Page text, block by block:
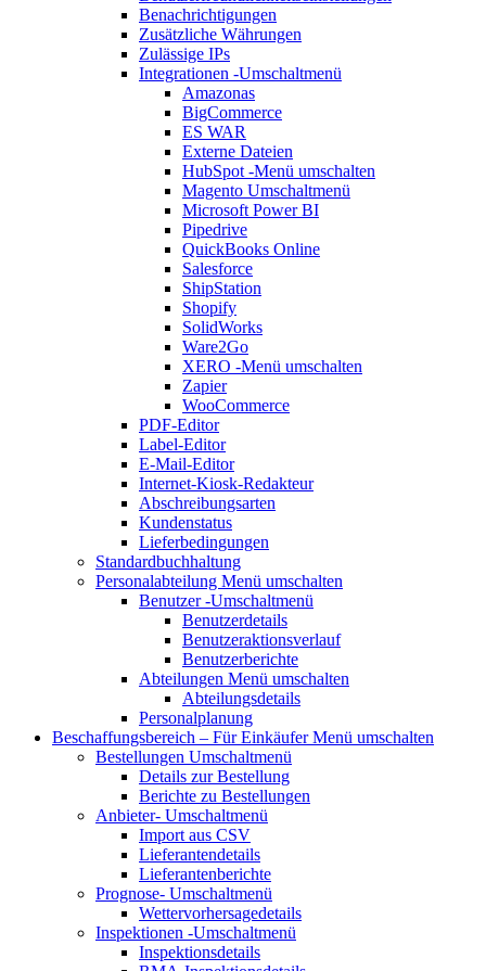
Benachrichtigungen
Zusätzliche Währungen
Zulässige IPs
Integrationen -Umschaltmenü
Amazonas
BigCommerce
ES WAR
Externe Dateien
HubSpot -Menü umschalten
Magento Umschaltmenü
Microsoft Power BI
Pipedrive
QuickBooks Online
Salesforce
ShipStation
Shopify
SolidWorks
Ware2Go
XERO -Menü umschalten
Zapier
WooCommerce
PDF-Editor
Label-Editor
E-Mail-Editor
Internet-Kiosk-Redakteur
Abschreibungsarten
Kundenstatus
Lieferbedingungen
Standardbuchhaltung
Personalabteilung Menü umschalten
Benutzer-Umschaltmenü
Benutzerdetails
Benutzeraktionsverlauf
Benutzerberichte
Abteilungen Menü umschalten
Abteilungsdetails
Personalplanung
Beschaffungsbereich – Für EinkäuferMenü umschalten
Bestellungen Umschaltmenü
Details zur Bestellung
Berichte zu Bestellungen
Anbieter- Umschaltmenü
Import aus CSV
Lieferantendetails
Lieferantenberichte
Prognose- Umschaltmenü
Wettervorhersagedetails
Inspektionen -Umschaltmenü
Inspektionsdetails